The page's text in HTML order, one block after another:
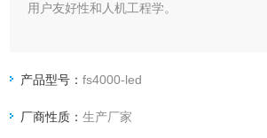
用户友好性和人机工程学。
产品型号：fs4000-led
厂商性质：生产厂家